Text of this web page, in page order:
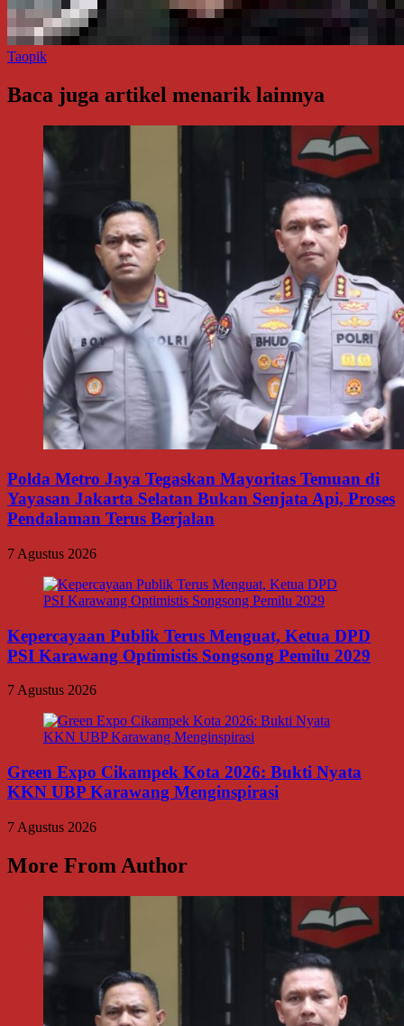
Taopik
Baca juga artikel menarik lainnya
Polda Metro Jaya Tegaskan Mayoritas Temuan di
Yayasan Jakarta Selatan Bukan Senjata Api, Proses
Pendalaman Terus Berjalan
7 Agustus 2026
Kepercayaan Publik Terus Menguat, Ketua DPD
PSI Karawang Optimistis Songsong Pemilu 2029
7 Agustus 2026
Green Expo Cikampek Kota 2026: Bukti Nyata
KKN UBP Karawang Menginspirasi
7 Agustus 2026
More From Author